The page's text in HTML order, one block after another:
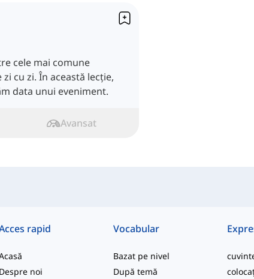
cele mai comune
cu zi. În această lecție,
data unui eveniment.
Avansat
rapid
Despre noi
Vocabular
Bazat pe nivel
După temă